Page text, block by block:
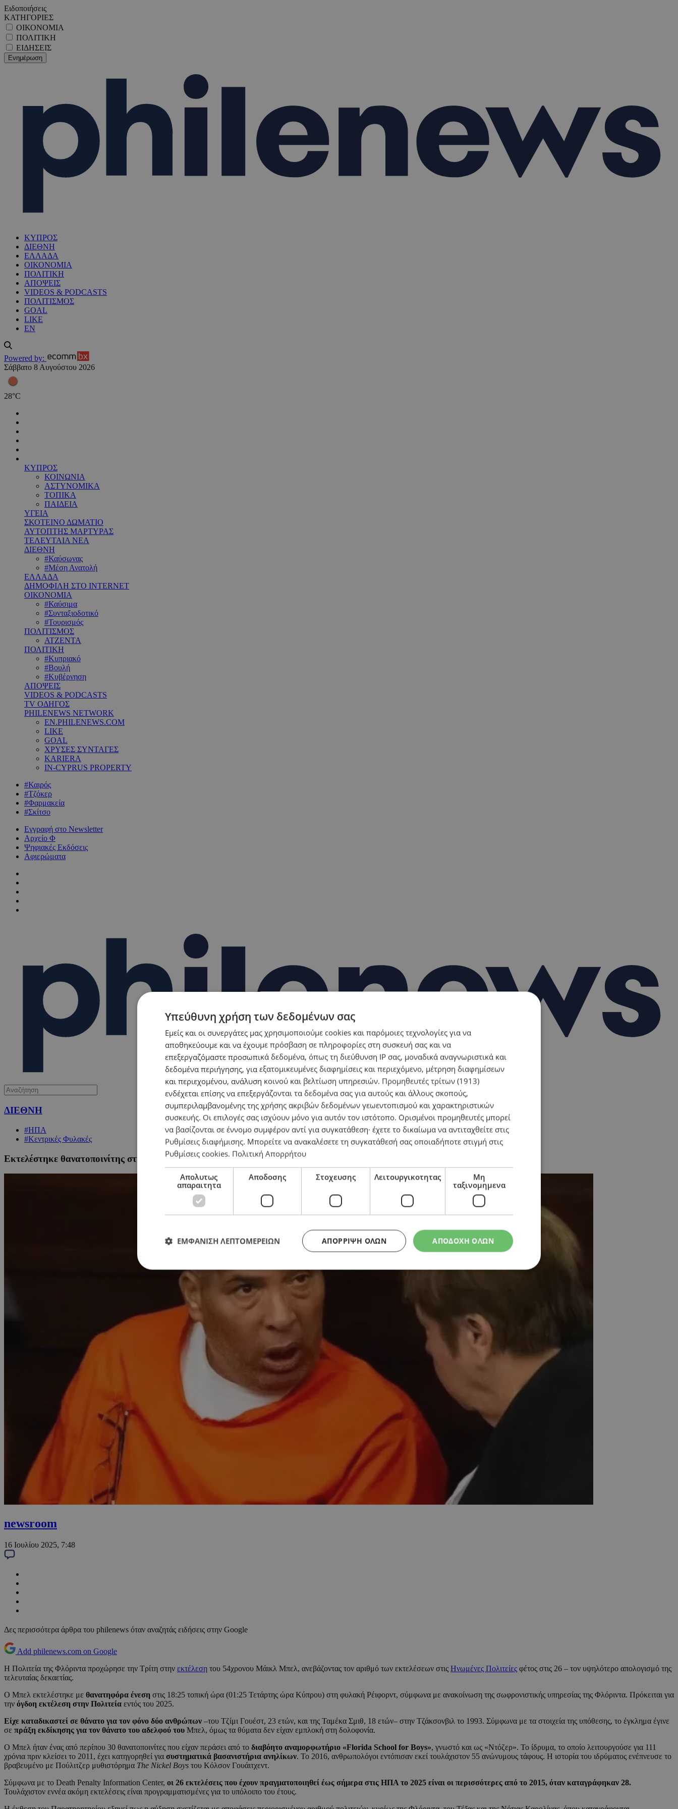
Ειδοποιήσεις
ΚΑΤΗΓΟΡΙΕΣ
ΟΙΚΟΝΟΜΙΑ
ΠΟΛΙΤΙΚΗ
ΕΙΔΗΣΕΙΣ
ΚΥΠΡΟΣ
ΔΙΕΘΝΗ
ΕΛΛΑΔΑ
ΟΙΚΟΝΟΜΙΑ
ΠΟΛΙΤΙΚΗ
ΑΠΟΨΕΙΣ
VIDEOS & PODCASTS
ΠΟΛΙΤΙΣΜΟΣ
GOAL
LIKE
EN
Powered by:
Σάββατο 8 Αυγούστου 2026
28°C
ΚΥΠΡΟΣ
ΚΟΙΝΩΝΙΑ
ΑΣΤΥΝΟΜΙΚΑ
ΤΟΠΙΚΑ
ΠΑΙΔΕΙΑ
ΥΓΕΙΑ
ΣΚΟΤΕΙΝΟ ΔΩΜΑΤΙΟ
ΑΥΤΟΠΤΗΣ ΜΑΡΤΥΡΑΣ
ΤΕΛΕΥΤΑΙΑ ΝΕΑ
ΔΙΕΘΝΗ
#Καύσωνας
#Μέση Ανατολή
ΕΛΛΑΔΑ
ΔΗΜΟΦΙΛΗ ΣΤΟ INTERNET
ΟΙΚΟΝΟΜΙΑ
#Καύσιμα
#Συνταξιοδοτικό
#Τουρισμός
ΠΟΛΙΤΙΣΜΟΣ
ΑΤΖΕΝΤΑ
ΠΟΛΙΤΙΚΗ
#Κυπριακό
#Βουλή
#Κυβέρνηση
ΑΠΟΨΕΙΣ
VIDEOS & PODCASTS
TV ΟΔΗΓΟΣ
PHILENEWS NETWORK
EN.PHILENEWS.COM
LIKE
GOAL
ΧΡΥΣΕΣ ΣΥΝΤΑΓΕΣ
KARIERA
IN-CYPRUS PROPERTY
#Καιρός
#Τζόκερ
#Φαρμακεία
#Σκίτσο
Εγγραφή στο Newsletter
Αρχείο Φ
Ψηφιακές Εκδόσεις
Αφιερώματα
ΔΙΕΘΝΗ
#ΗΠΑ
#Κεντρικές Φυλακές
Εκτελέστηκε θανατοποινίτης στη Φλόριντα – Η 26η εκτέλεση στις ΗΠΑ το 2025
newsroom
16 Ιουλίου 2025, 7:48
Δες περισσότερα άρθρα του philenews όταν αναζητάς ειδήσεις στην Google
Add philenews.com on Google
Η Πολιτεία της Φλόριντα προχώρησε την Τρίτη στην εκτέλεση του 54χρονου Μάικλ Μπελ, ανεβάζοντας τον αριθμό των εκτελέσεων στις Ηνωμένες Πολιτείες φέτος στις 26 – τον υψηλότερο απολογισμό της
τελευταίας δεκαετίας.
Ο Μπελ εκτελέστηκε με θανατηφόρα ένεση στις 18:25 τοπική ώρα (01:25 Τετάρτης ώρα Κύπρου) στη φυλακή Ρέιφορντ, σύμφωνα με ανακοίνωση της σωφρονιστικής υπηρεσίας της Φλόριντα. Πρόκειται για
την όγδοη εκτέλεση στην Πολιτεία εντός του 2025.
Είχε καταδικαστεί σε θάνατο για τον φόνο δύο ανθρώπων –του Τζίμι Γουέστ, 23 ετών, και της Ταμέκα Σμιθ, 18 ετών– στην Τζάκσονβιλ το 1993. Σύμφωνα με τα στοιχεία της υπόθεσης, το έγκλημα έγινε
σε πράξη εκδίκησης για τον θάνατο του αδελφού του Μπελ, όμως τα θύματα δεν είχαν εμπλοκή στη δολοφονία.
Ο Μπελ ήταν ένας από περίπου 30 θανατοποινίτες που είχαν περάσει από το διαβόητο αναμορφωτήριο «Florida School for Boys», γνωστό και ως «Ντόζερ». Το ίδρυμα, το οποίο λειτουργούσε για 111
χρόνια πριν κλείσει το 2011, έχει κατηγορηθεί για συστηματικά βασανιστήρια ανηλίκων. Το 2016, ανθρωπολόγοι εντόπισαν εκεί τουλάχιστον 55 ανώνυμους τάφους. Η ιστορία του ιδρύματος ενέπνευσε το
βραβευμένο με Πούλιτζερ μυθιστόρημα The Nickel Boys του Κόλσον Γουάιτχεντ.
Σύμφωνα με το Death Penalty Information Center, οι 26 εκτελέσεις που έχουν πραγματοποιηθεί έως σήμερα στις ΗΠΑ το 2025 είναι οι περισσότερες από το 2015, όταν καταγράφηκαν 28.
Τουλάχιστον εννέα ακόμη εκτελέσεις είναι προγραμματισμένες για το υπόλοιπο του έτους.
Υπεύθυνη χρήση των δεδομένων σας
Εμείς και οι συνεργάτες μας χρησιμοποιούμε cookies και παρόμοιες τεχνολογίες για να
αποθηκεύουμε και να έχουμε πρόσβαση σε πληροφορίες στη συσκευή σας και να
επεξεργαζόμαστε προσωπικά δεδομένα, όπως τη διεύθυνση IP σας, μοναδικά αναγνωριστικά και
δεδομένα περιήγησης, για εξατομικευμένες διαφημίσεις και περιεχόμενο, μέτρηση διαφημίσεων
και περιεχομένου, ανάλυση κοινού και βελτίωση υπηρεσιών. Προμηθευτές τρίτων (1913)
ενδέχεται επίσης να επεξεργάζονται τα δεδομένα σας για αυτούς και άλλους σκοπούς,
συμπεριλαμβανομένης της χρήσης ακριβών δεδομένων γεωεντοπισμού και χαρακτηριστικών
συσκευής. Οι επιλογές σας ισχύουν μόνο για αυτόν τον ιστότοπο. Ορισμένοι προμηθευτές μπορεί
να βασίζονται σε έννομο συμφέρον αντί για συγκατάθεση· έχετε το δικαίωμα να αντιταχθείτε στις
Ρυθμίσεις διαφήμισης. Μπορείτε να ανακαλέσετε τη συγκατάθεσή σας οποιαδήποτε στιγμή στις
Ρυθμίσεις cookies. Πολιτική Απορρήτου
Απολυτως
απαραιτητα
Αποδοσης Στοχευσης Λειτουργικοτητας
Μη
ταξινομημενα
ΑΠΟΔΟΧΗ ΟΛΩΝ
ΑΠΌΡΡΙΨΗ ΌΛΩΝ
ΕΜΦΑΝΙΣΗ ΛΕΠΤΟΜΕΡΕΙΩΝ